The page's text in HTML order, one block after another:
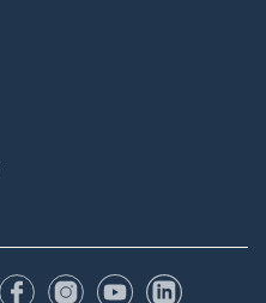
FacebookInstagram
YouTubeLinkedIn